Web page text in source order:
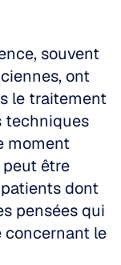
souvent
ont
le traitement
techniques
moment
être
dont
pensées qui
le